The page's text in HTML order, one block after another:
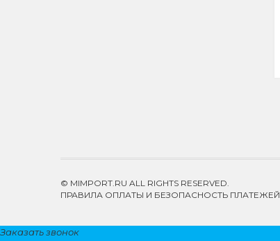
© MIMPORT.RU ALL RIGHTS RESERVED.
ПРАВИЛА ОПЛАТЫ И БЕЗОПАСНОСТЬ
Заказать звонок